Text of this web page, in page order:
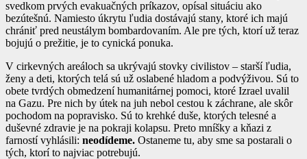
svedkom prvých evakuačných príkazov, opísal situáciu ako
bezútešnú. Namiesto úkrytu ľudia dostávajú stany, ktoré ich majú
chrániť pred neustálym bombardovaním. Ale pre tých, ktorí už teraz
bojujú o prežitie, je to cynická ponuka.
V cirkevných areáloch sa ukrývajú stovky civilistov – starší ľudia,
ženy a deti, ktorých telá sú už oslabené hladom a podvýživou. Sú to
obete tvrdých obmedzení humanitárnej pomoci, ktoré Izrael uvalil
na Gazu. Pre nich by útek na juh nebol cestou k záchrane, ale skôr
pochodom na popravisko. Sú to krehké duše, ktorých telesné a
duševné zdravie je na pokraji kolapsu. Preto mníšky a kňazi z
farností vyhlásili: neodídeme. Ostaneme tu, aby sme sa postarali o
tých, ktorí to najviac potrebujú.